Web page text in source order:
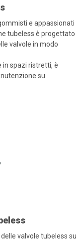
e appassionati
tubeless è progettato
valvole in modo
in spazi ristretti, è
su
valvole tubeless su